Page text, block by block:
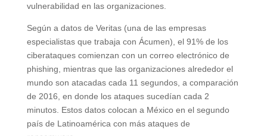
vulnerabilidad en las organizaciones.
Según a datos de Veritas (una de las empresas
especialistas que trabaja con Ácumen), el 91% de los
ciberataques comienzan con un correo electrónico de
phishing, mientras que las organizaciones alrededor el
mundo son atacadas cada 11 segundos, a comparación
de 2016, en donde los ataques sucedían cada 2
minutos. Estos datos colocan a México en el segundo
país de Latinoamérica con más ataques de